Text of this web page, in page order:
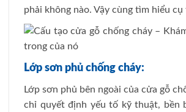
phải không nào. Vậy cùng tìm hiểu cụ
Lớp sơn phủ chống cháy:
Lớp sơn phủ bên ngoài của cửa gỗ
chỉ quyết định yếu tố kỹ thuật, bền